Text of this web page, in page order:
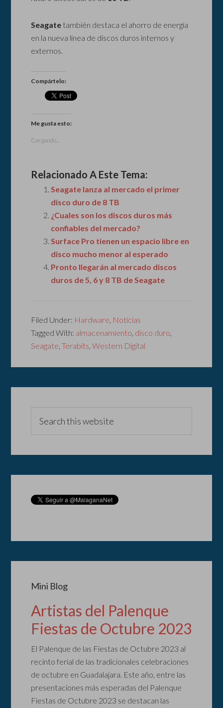
Seagate también destaca el ahorro de energía
en la nueva línea de discos duros internos y
externos.
Compártelo:
Me gusta esto:
Cargando...
Relacionado A Este Tema:
Seagate lanza al mercado el primer
disco duro de 8 TB
¿Cuales son los discos duros más
confiables del mercado?
Surface Pro tienen un espacio libre en
disco mucho menor al esperado
Pronto llegarán al mercado discos
duros de 5, 6 y 8 TB de Seagate
Filed Under: Hardware, Noticias
Tagged With: almacenamiento, disco duro,
Seagate,Terabits,Western Digital
Mini Blog
Artistas del Palenque
Fiestas de Octubre 2023
El Palenque de las Fiestas de Octubre 2023 al
recinto ferial de las tradicionales celebraciones
de octubre en Guadalajara. Este año, entre las
presentaciones más esperadas del Palenque
Fiestas de Octubre 2023 se destacan las